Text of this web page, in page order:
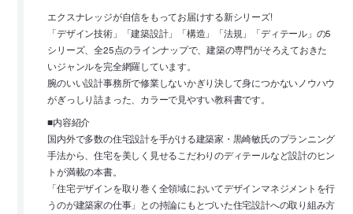
エクスナレッジが自信をもってお届けする新シリーズ!
「デザイン技術」「建築設計」「構造」「法規」「ディテール」の5
シリーズ、全25点のラインナップで、建築の専門がそろえておきた
いジャンルを完全網羅しています。
腕のいい設計事務所で修業しないかぎり決して身につかないノウハウ
がぎっしり詰まった、カラーで見やすい教科書です。
■内容紹介
国内外で多数の住宅設計を手がける建築家・黒崎敏氏のプランニング
手法から、住宅を美しく見せるこだわりのディテールなど設計のヒン
トが満載の本書。
「住宅デザインを取り巻く全領域においてデザインマネジメントを行
うのが建築家の仕事」との持論にもとづいた住宅設計への取り組み方